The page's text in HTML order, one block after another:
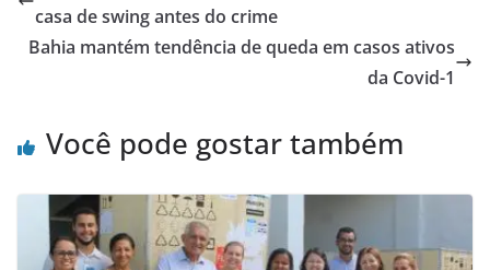
casa de swing antes do crime
Bahia mantém tendência de queda em casos ativos
da Covid-1
Você pode gostar também